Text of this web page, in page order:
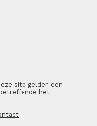
site gelden een
het